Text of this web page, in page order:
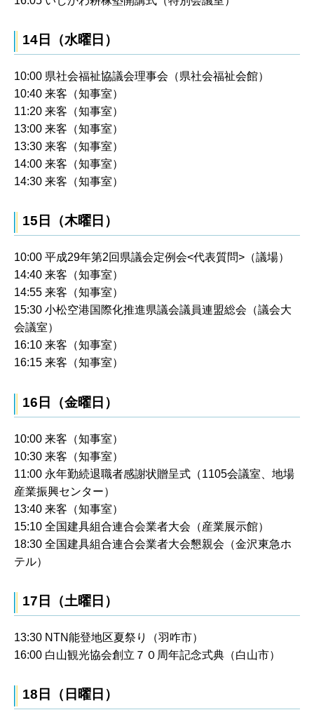
14日（水曜日）
10:00 県社会福祉協議会理事会（県社会福祉会館）
10:40 来客（知事室）
11:20 来客（知事室）
13:00 来客（知事室）
13:30 来客（知事室）
14:00 来客（知事室）
14:30 来客（知事室）
15日（木曜日）
10:00 平成29年第2回県議会定例会<代表質問>（議場）
14:40 来客（知事室）
14:55 来客（知事室）
15:30 小松空港国際化推進県議会議員連盟総会（議会大
会議室）
16:10 来客（知事室）
16:15 来客（知事室）
16日（金曜日）
10:00 来客（知事室）
10:30 来客（知事室）
11:00 永年勤続退職者感謝状贈呈式（1105会議室、地場
産業振興センター）
13:40 来客（知事室）
15:10 全国建具組合連合会業者大会（産業展示館）
18:30 全国建具組合連合会業者大会懇親会（金沢東急ホ
テル）
17日（土曜日）
13:30 NTN能登地区夏祭り（羽咋市）
16:00 白山観光協会創立７０周年記念式典（白山市）
18日（日曜日）